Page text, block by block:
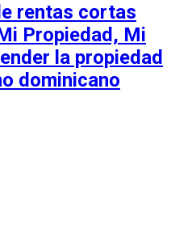
rentas cortas
Propiedad, Mi
la propiedad
dominicano